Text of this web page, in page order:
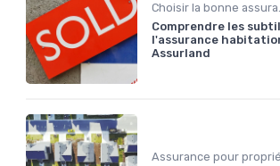
Choisir
Comprendre les
l'assurance
Assurland